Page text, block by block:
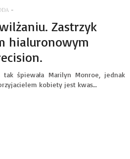
-
Zastrzyk
hialuronowym
śpiewała Marilyn Monroe, jednak
kobiety jest kwas…